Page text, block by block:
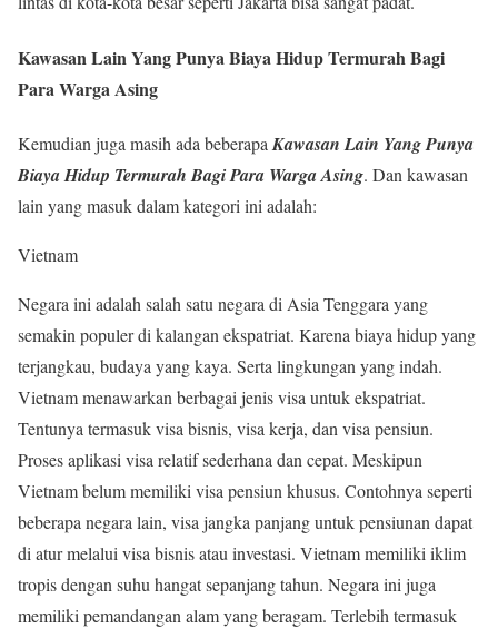
Kawasan Lain Yang Punya Biaya Hidup Termurah Bagi
Para Warga Asing
Kemudian juga masih ada beberapa Kawasan Lain Yang Punya
Biaya Hidup Termurah Bagi Para Warga Asing. Dan kawasan
lain yang masuk dalam kategori ini adalah:
Vietnam
Negara ini adalah salah satu negara di Asia Tenggara yang
semakin populer di kalangan ekspatriat. Karena biaya hidup yang
terjangkau, budaya yang kaya. Serta lingkungan yang indah.
Vietnam menawarkan berbagai jenis visa untuk ekspatriat.
Tentunya termasuk visa bisnis, visa kerja, dan visa pensiun.
Proses aplikasi visa relatif sederhana dan cepat. Meskipun
Vietnam belum memiliki visa pensiun khusus. Contohnya seperti
beberapa negara lain, visa jangka panjang untuk pensiunan dapat
di atur melalui visa bisnis atau investasi. Vietnam memiliki iklim
tropis dengan suhu hangat sepanjang tahun. Negara ini juga
memiliki pemandangan alam yang beragam. Terlebih termasuk